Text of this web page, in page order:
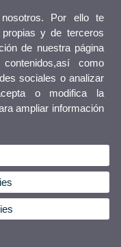
Por ello te
y de terceros
de nuestra página
como
sociales o analizar
o modifica la
ampliar información